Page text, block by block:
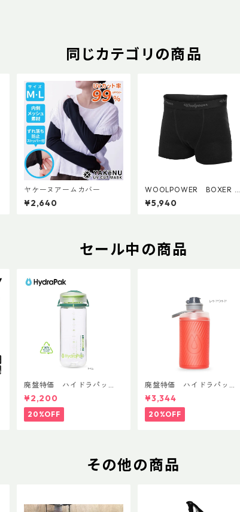
同じカテゴリの商品
ヤケーヌアームカバー
¥2,640
WOOLPOWER BOXER LI
TE
¥5,940
セール中の商品
廃盤特価 ハイドラパッ
ク リーコン ツイスト＆シ
ップ 500ml
¥2,200
20%OFF
廃盤特価 ハイドラパッ
ク フラックス 750ml
¥3,344
20%OFF
その他の商品